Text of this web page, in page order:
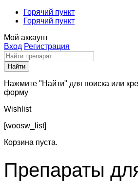
Горячий пункт
Горячий пункт
Мой аккаунт
Вход Регистрация
Нажмите "Найти" для поиска или
форму
Wishlist
[woosw_list]
Корзина пуста.
Препараты